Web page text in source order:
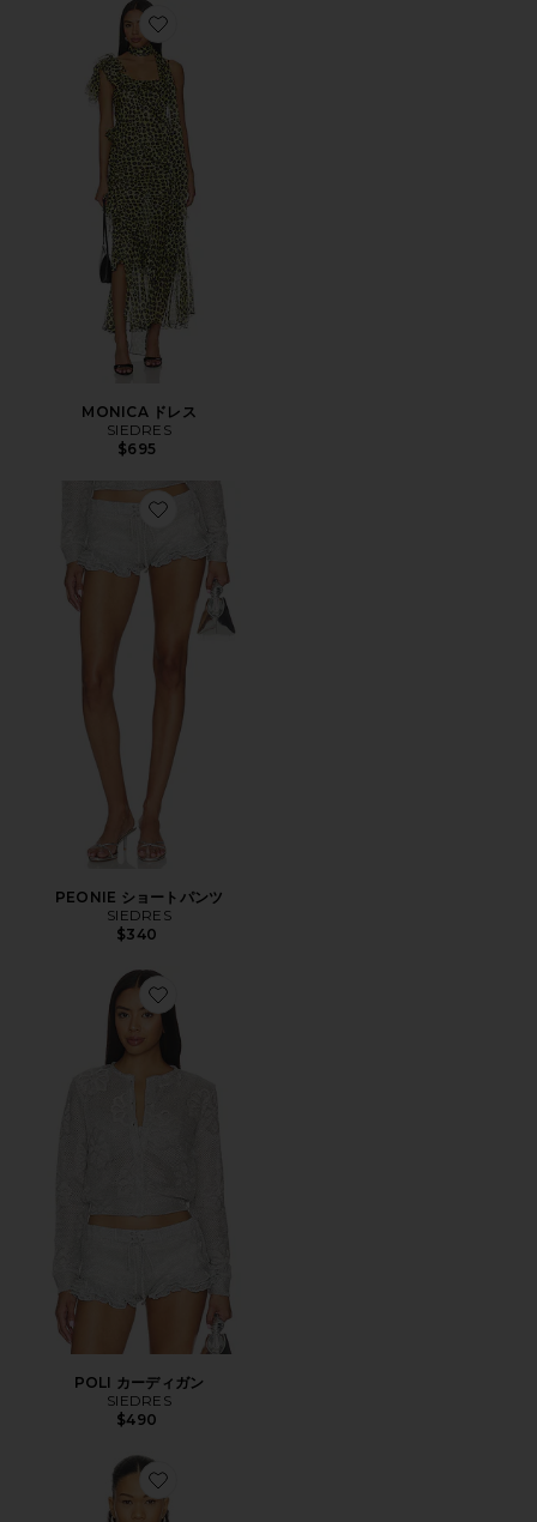
MONICA ドレス
SIEDRES
$695
Favorite PEONIE ショートパンツ
PEONIE ショートパンツ
SIEDRES
$340
Favorite POLI カーディガン
POLI カーディガン
SIEDRES
$490
Favorite GIA ビキニトップ